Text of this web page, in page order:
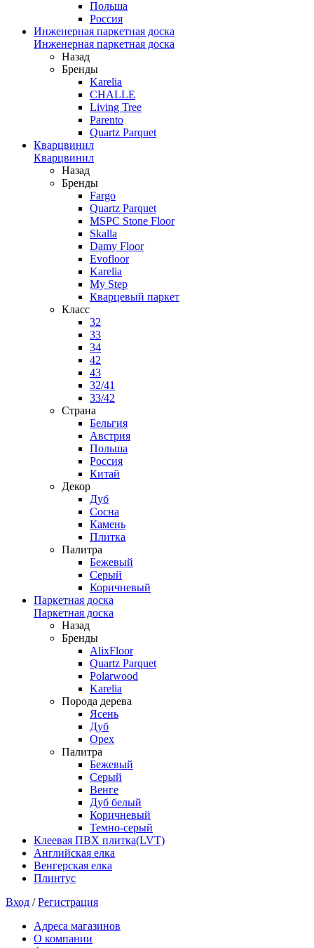
Польша
Россия
Инженерная паркетная доска
Инженерная паркетная доска
Назад
Бренды
Karelia
CHALLE
Living Tree
Parento
Quartz Parquet
Кварцвинил
Кварцвинил
Назад
Бренды
Fargo
Quartz Parquet
MSPC Stone Floor
Skalla
Damy Floor
Evofloor
Karelia
My Step
Кварцевый паркет
Класс
32
33
34
42
43
32/41
33/42
Страна
Бельгия
Австрия
Польша
Россия
Китай
Декор
Дуб
Сосна
Камень
Плитка
Палитра
Бежевый
Серый
Коричневый
Паркетная доска
Паркетная доска
Назад
Бренды
AlixFloor
Quartz Parquet
Polarwood
Karelia
Порода дерева
Ясень
Дуб
Орех
Палитра
Бежевый
Серый
Венге
Дуб белый
Коричневый
Темно-серый
Клеевая ПВХ плитка(LVT)
Английская елка
Венгерская елка
Плинтус
Вход /Регистрация
Адреса магазинов
О компании